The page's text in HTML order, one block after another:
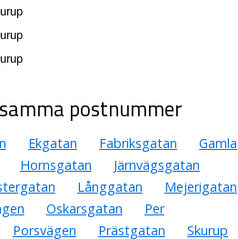
postnummer
Ekgatan Fabriksgatan
Gamla
Hornsgatan
Järnvägsgatan
Långgatan
Mejerigatan
Oskarsgatan
Per
Porsvägen Prästgatan Skurup